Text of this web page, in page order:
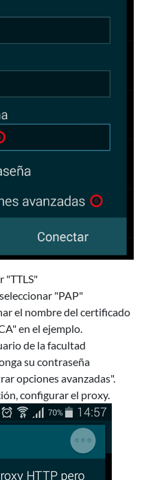
"TTLS"
"PAP"
el nombre del certificado
en el ejemplo.
de la facultad
su contraseña
opciones avanzadas".
configurar el proxy.